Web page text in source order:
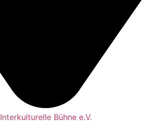
Interkulturelle Bühne e.V.